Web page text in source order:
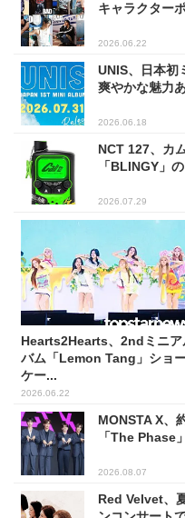
キャラクター
2026.06.22
UNIS、日本初
爽やかな魅力
2026.06.18
NCT 127、カ
「BLINGY」
2026.07.29
Hearts2Hearts、2ndミニア
バム「Lemon Tang」ショ
ケー...
2026.06.22
MONSTA X、
「The Phase
2026.08.07
Red Velvet、